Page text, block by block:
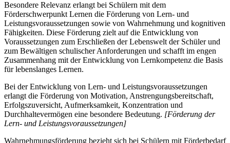
Besondere Relevanz erlangt bei Schülern mit dem
Förderschwerpunkt Lernen die Förderung von Lern- und
Leistungsvoraussetzungen sowie von Wahrnehmung und kognitiven
Fähigkeiten. Diese Förderung zielt auf die Entwicklung von
Voraussetzungen zum Erschließen der Lebenswelt der Schüler und
zum Bewältigen schulischer Anforderungen und schafft im engen
Zusammenhang mit der Entwicklung von Lernkompetenz die Basis
für lebenslanges Lernen.
Bei der Entwicklung von Lern- und Leistungsvoraussetzungen
erlangt die Förderung von Motivation, Anstrengungsbereitschaft,
Erfolgszuversicht, Aufmerksamkeit, Konzentration und
Durchhaltevermögen eine besondere Bedeutung. [Förderung der
Lern- und Leistungsvoraussetzungen]
Wahrnehmungsförderung bezieht sich bei Schülern mit Förderbedarf